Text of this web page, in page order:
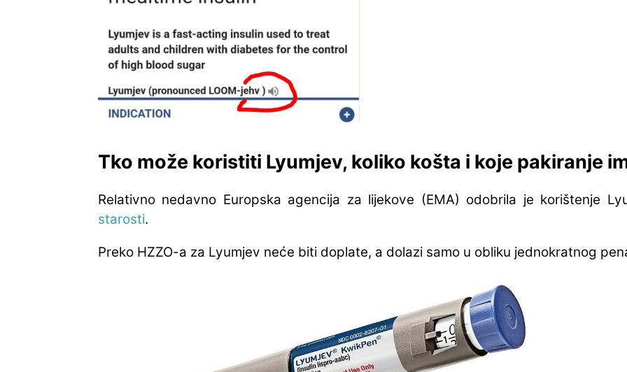
Tko može koristiti Lyumjev, koliko košta i koje pakiranje
Relativno nedavno Europska agencija za lijekove (EMA) odobrila je korištenje
starosti.
Preko HZZO-a za Lyumjev neće biti doplate, a dolazi samo u obliku jednokratnog